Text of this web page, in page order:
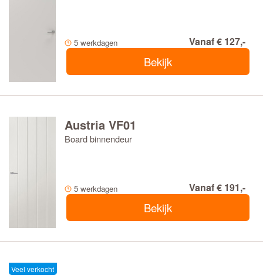
5 werkdagen Vanaf € 127,-
Bekijk
Austria VF01
Board binnendeur
5 werkdagen Vanaf € 191,-
Bekijk
Veel verkocht